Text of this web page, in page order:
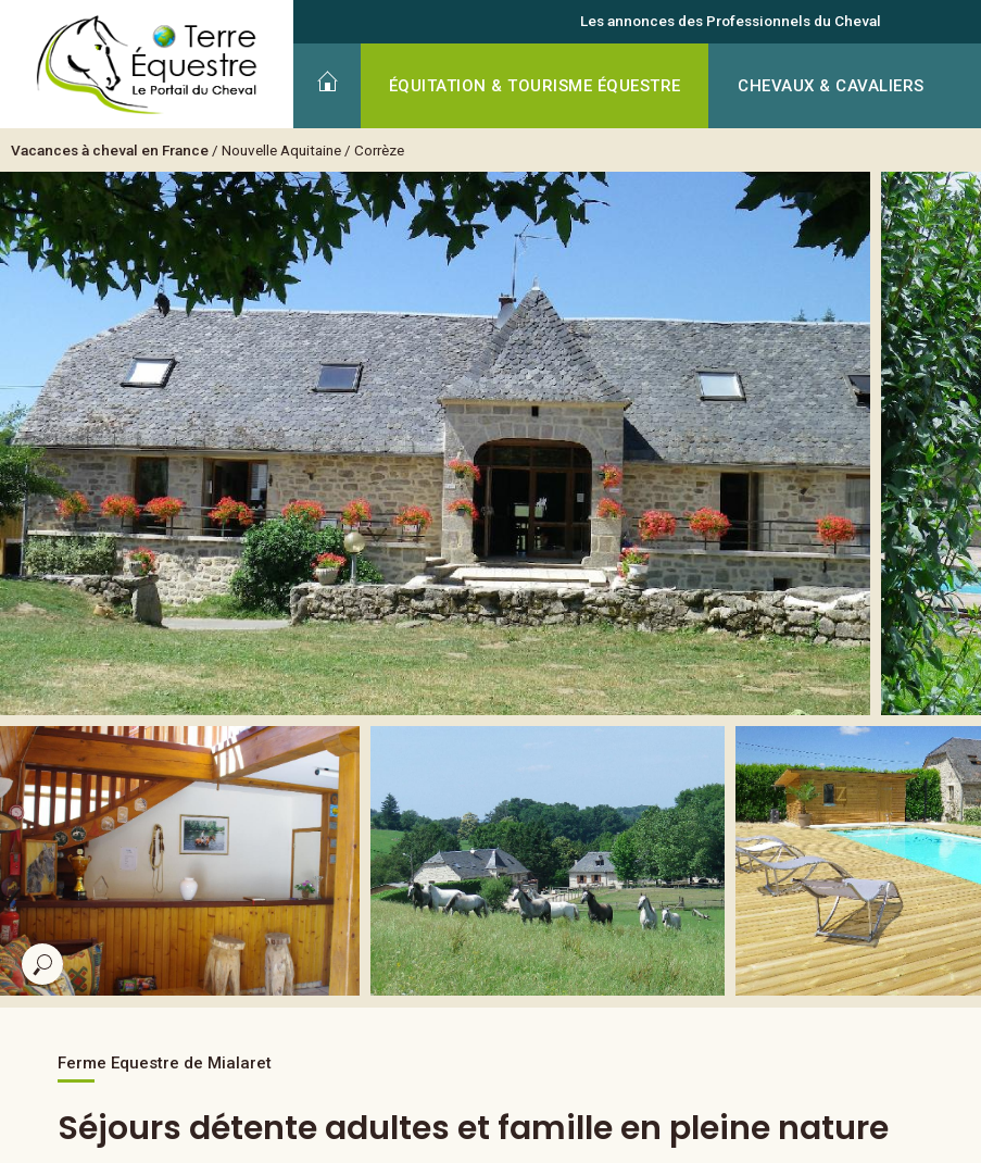
Les annonces des Professionnels du Cheval
ÉQUITATION & TOURISME ÉQUESTRE CHEVAUX & CAVALIERS
Vacances à cheval en France / Nouvelle Aquitaine / Corrèze
Ferme Equestre de Mialaret
Séjours détente adultes et famille en pleine nature